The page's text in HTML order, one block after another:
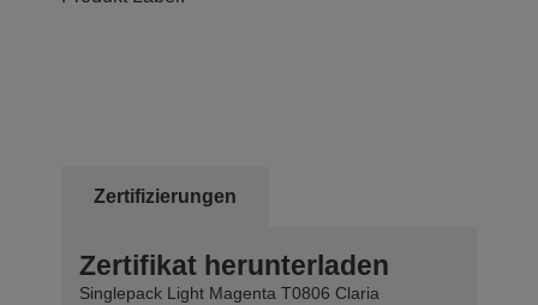
Zertifizierungen
Zertifikat herunterladen
Singlepack Light Magenta T0806 Claria